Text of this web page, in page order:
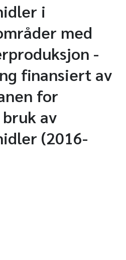
i
med
-
finansiert av
for
av
(2016-